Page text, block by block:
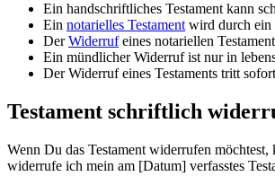
Ein handschriftliches Testament kann
Ein notarielles Testament wird durch ein
DerWiderrufeines notariellen
Ein mündlicher Widerruf ist nur in
Der Widerruf eines Testaments tritt
Testament schriftlich
Wenn Du das Testament widerrufen
widerrufe ich mein am [Datum] verfasstes